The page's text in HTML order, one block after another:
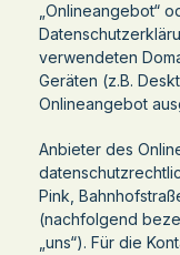
„Onlineangebot“
verwendeten
Geräten (z.B.
Onlineangebot
Anbieter des
Pink,
(nachfolgend
„uns“). Für die